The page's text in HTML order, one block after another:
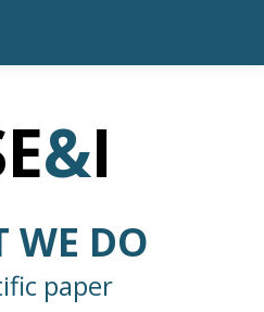
&I
WE DO
paper